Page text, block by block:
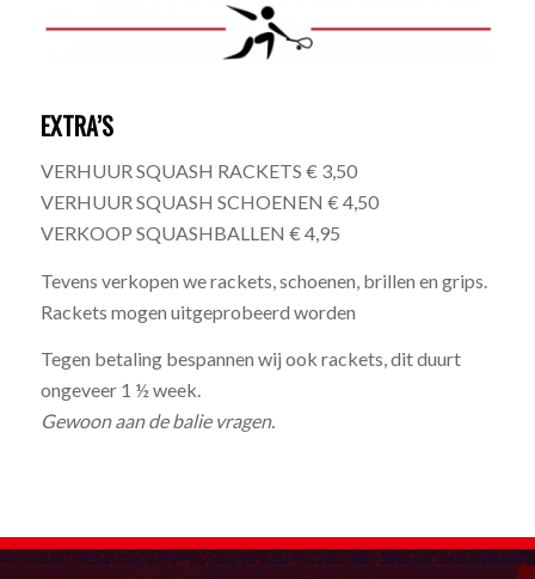
EXTRA’S
VERHUUR SQUASH RACKETS € 3,50
VERHUUR SQUASH SCHOENEN € 4,50
VERKOOP SQUASHBALLEN € 4,95
Tevens verkopen we rackets, schoenen, brillen en grips.
Rackets mogen uitgeprobeerd worden
Tegen betaling bespannen wij ook rackets, dit duurt
ongeveer 1 ½ week.
Gewoon aan de balie vragen.